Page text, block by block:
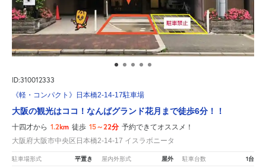
ID:310012333
《軽・コンパクト》日本橋2-14-17駐車場
大阪の観光はココ！なんばグランド花月まで徒歩6分！！
十四才から 1.2km 徒歩 15～22分 予約できてオススメ！
大阪府大阪市中央区日本橋2-14-17 イスラボニータ
駐車場形式 平置き 屋内外形式 屋外 駐車台数 1台